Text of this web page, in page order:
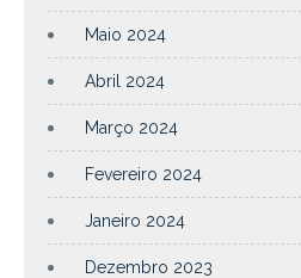
Maio 2024
Abril 2024
Março 2024
Fevereiro 2024
Janeiro 2024
Dezembro 2023